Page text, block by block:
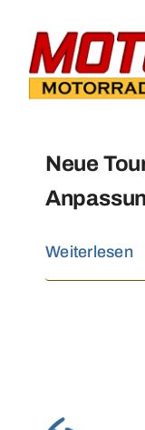
Neue
Weiterlesen